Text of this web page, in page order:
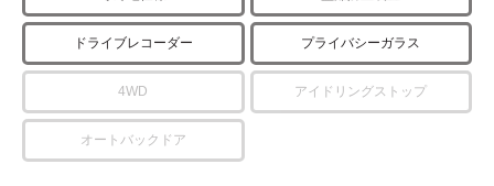
ドライブレコーダー プライバシーガラス
4WD アイドリングストップ
オートバックドア